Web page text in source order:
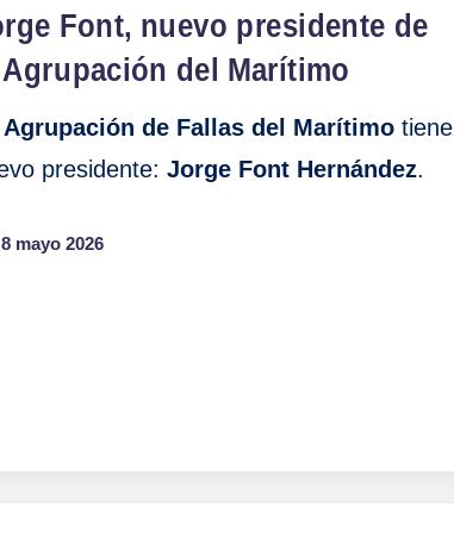
Font, nuevo presidente de
del Marítimo
Agrupación de Fallas del Marítimo tiene
presidente:Jorge Font Hernández.
8 mayo 2026